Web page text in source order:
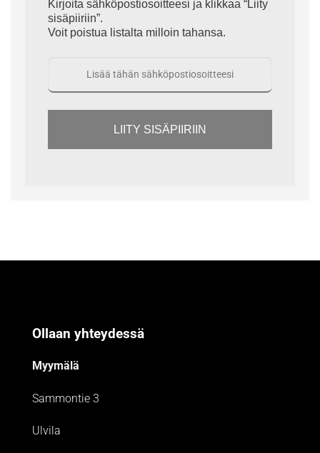
Kirjoita sähköpostiosoitteesi ja klikkaa “Liity
sisäpiiriin”.
Voit poistua listalta milloin tahansa.
LIITY SISÄPIIRIIN
Ollaan yhteydessä
Myymälä
Sammontie 3
Ulvila